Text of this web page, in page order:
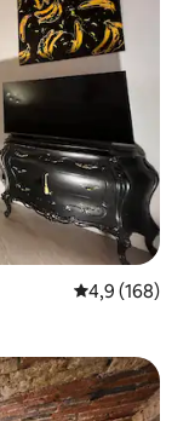
4,9 ud af 5 i
4,9 (168)